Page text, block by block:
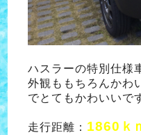
ハスラーの特別仕様
外観ももちろんかわ
でとてもかわいいで
走行距離： 1860ｋ